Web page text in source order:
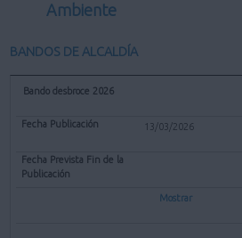
Ambiente
BANDOS DE ALCALDÍA
Bando desbroce 2026
13/03/2026
Mostrar